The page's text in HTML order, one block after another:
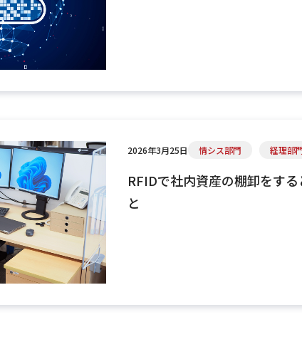
2026年3月25日 情シス部門 経理部
RFIDで社内資産の棚卸をす
と